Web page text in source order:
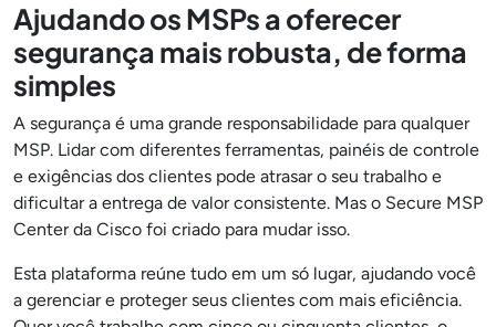
Ajudando os MSPs a oferecer
segurança mais robusta, de forma
simples
A segurança é uma grande responsabilidade para qualquer
MSP. Lidar com diferentes ferramentas, painéis de controle
e exigências dos clientes pode atrasar o seu trabalho e
dificultar a entrega de valor consistente. Mas o Secure MSP
Center da Cisco foi criado para mudar isso.
Esta plataforma reúne tudo em um só lugar, ajudando você
a gerenciar e proteger seus clientes com mais eficiência.